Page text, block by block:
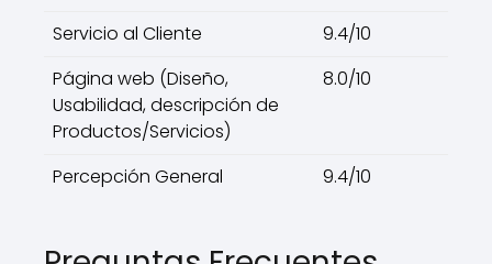
Servicio al Cliente
9.4/10
Página web (Diseño,
Usabilidad, descripción de
Productos/Servicios)
8.0/10
Percepción General 9.4/10